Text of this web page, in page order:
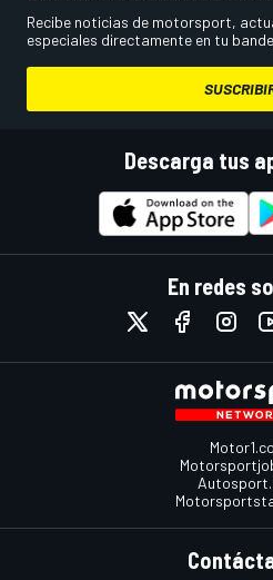
Recibe noticias de motorsport,
especiales directamente en tu
Descarga tus
En redes